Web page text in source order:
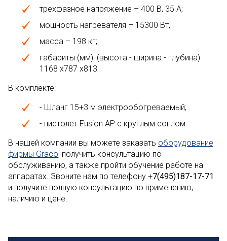
трехфазное напряжение – 400 В, 35 А;
мощность нагревателя – 15300 Вт,
масса – 198 кг;
габариты (мм): (высота - ширина - глубина)
1168 х787 х813
В комплекте:
- Шланг 15+3 м электрообогреваемый;
- пистолет Fusion AP с круглым соплом.
В нашей компании вы можете заказать оборудование
фирмы Graco, получить консультацию по
обслуживанию, а также пройти обучение работе на
аппаратах. Звоните нам по телефону +7(495)187-17-71
и получите полную консультацию по применению,
наличию и цене.